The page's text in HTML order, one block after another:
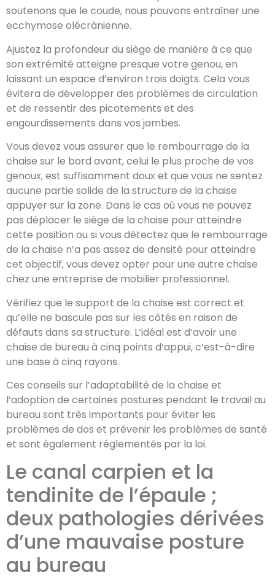
soutenons que le coude, nous pouvons entraîner une
ecchymose olécrânienne.
Ajustez la profondeur du siège de manière à ce que
son extrémité atteigne presque votre genou, en
laissant un espace d’environ trois doigts. Cela vous
évitera de développer des problèmes de circulation
et de ressentir des picotements et des
engourdissements dans vos jambes.
Vous devez vous assurer que le rembourrage de la
chaise sur le bord avant, celui le plus proche de vos
genoux, est suffisamment doux et que vous ne sentez
aucune partie solide de la structure de la chaise
appuyer sur la zone. Dans le cas où vous ne pouvez
pas déplacer le siège de la chaise pour atteindre
cette position ou si vous détectez que le rembourrage
de la chaise n’a pas assez de densité pour atteindre
cet objectif, vous devez opter pour une autre chaise
chez une entreprise de mobilier professionnel.
Vérifiez que le support de la chaise est correct et
qu’elle ne bascule pas sur les côtés en raison de
défauts dans sa structure. L’idéal est d’avoir une
chaise de bureau à cinq points d’appui, c’est-à-dire
une base à cinq rayons.
Ces conseils sur l’adaptabilité de la chaise et
l’adoption de certaines postures pendant le travail au
bureau sont très importants pour éviter les
problèmes de dos et prévenir les problèmes de santé
et sont également réglementés par la loi.
Le canal carpien et la
tendinite de l’épaule ;
deux pathologies dérivées
d’une mauvaise posture
au bureau